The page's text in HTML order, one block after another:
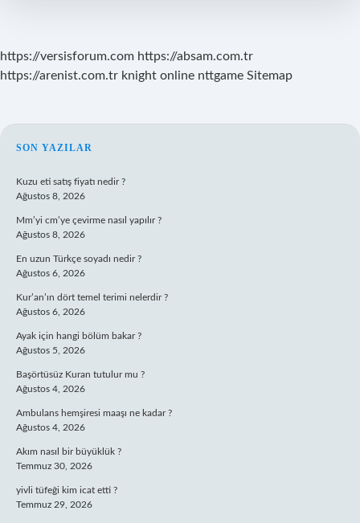
https://versisforum.com https://absam.com.tr
https://arenist.com.tr knight online nttgame Sitemap
SIDEBAR
SON YAZILAR
Kuzu eti satış fiyatı nedir ?
Ağustos 8, 2026
Mm’yi cm’ye çevirme nasıl yapılır ?
Ağustos 8, 2026
En uzun Türkçe soyadı nedir ?
Ağustos 6, 2026
Kur’an’ın dört temel terimi nelerdir ?
Ağustos 6, 2026
Ayak için hangi bölüm bakar ?
Ağustos 5, 2026
Başörtüsüz Kuran tutulur mu ?
Ağustos 4, 2026
Ambulans hemşiresi maaşı ne kadar ?
Ağustos 4, 2026
Akım nasıl bir büyüklük ?
Temmuz 30, 2026
yivli tüfeği kim icat etti ?
Temmuz 29, 2026